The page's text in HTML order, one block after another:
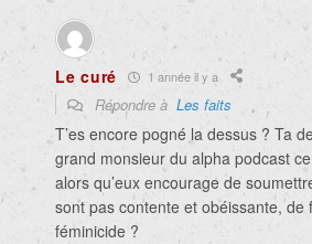
Le curé 1 année il y a
Répondre à Les faits
T’es encore pogné la dessus ? Ta
grand monsieur du alpha podcast
alors qu’eux encourage de
sont pas contente et obéissante, de
féminicide ?